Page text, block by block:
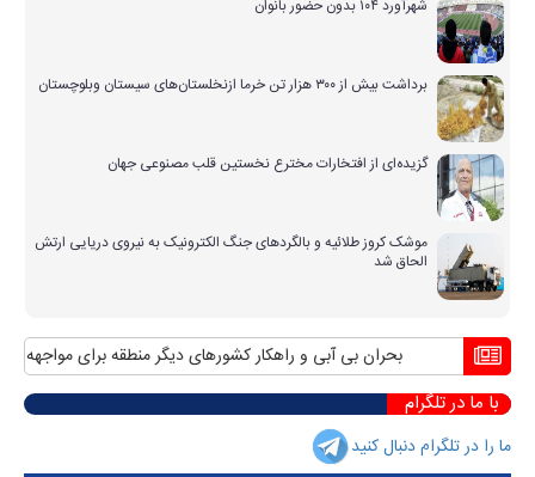
شهرآورد ۱۰۴ بدون حضور بانوان
برداشت بیش از ۳۰۰ هزار تن خرما ازنخلستان‌های سیستان وبلوچستان
گزیده‌ای از افتخارات مخترع نخستین قلب مصنوعی جهان
موشک کروز طلائیه و بالگردهای جنگ الکترونیک به نیروی دریایی ارتش
الحاق شد
بحران بی آبی و راهکار کشورهای دیگر منطقه برای مواجهه با آن
با ما در تلگرام
ما را در تلگرام دنبال کنید